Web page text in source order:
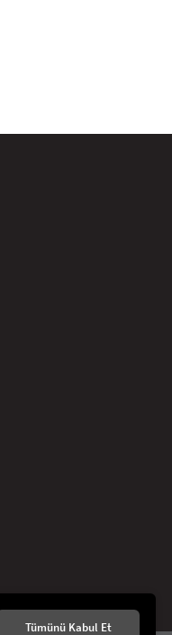
Tümünü Kabul Et